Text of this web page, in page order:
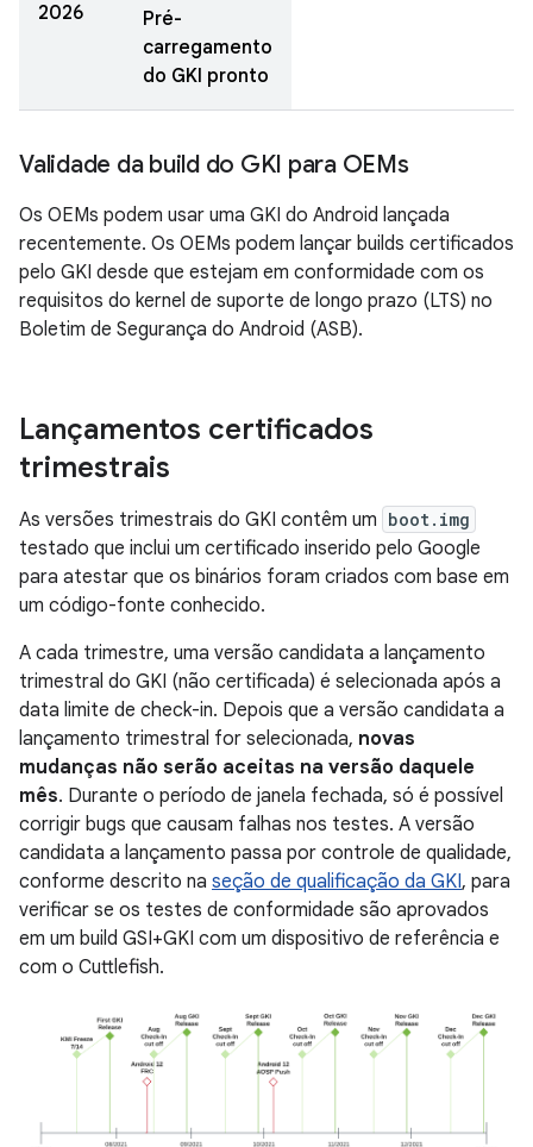
2026
Pré-
carregamento
do GKI pronto
Validade da build do GKI para OEMs
Os OEMs podem usar uma GKI do Android lançada
recentemente. Os OEMs podem lançar builds certificados
pelo GKI desde que estejam em conformidade com os
requisitos do kernel de suporte de longo prazo (LTS) no
Boletim de Segurança do Android (ASB).
Lançamentos certificados
trimestrais
As versões trimestrais do GKI contêm um boot.img
testado que inclui um certificado inserido pelo Google
para atestar que os binários foram criados com base em
um código-fonte conhecido.
A cada trimestre, uma versão candidata a lançamento
trimestral do GKI (não certificada) é selecionada após a
data limite de check-in. Depois que a versão candidata a
lançamento trimestral for selecionada, novas
mudanças não serão aceitas na versão daquele
mês. Durante o período de janela fechada, só é possível
corrigir bugs que causam falhas nos testes. A versão
candidata a lançamento passa por controle de qualidade,
conforme descrito na seção de qualificação da GKI, para
verificar se os testes de conformidade são aprovados
em um build GSI+GKI com um dispositivo de referência e
com o Cuttlefish.